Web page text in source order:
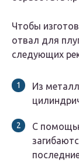
Чтобы
отвал для
следующих
Из
С